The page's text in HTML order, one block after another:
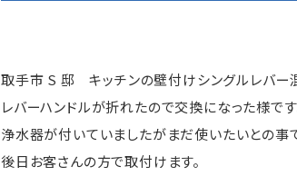
取手市 S 邸 キッチンの壁付けシングルレバー
レバーハンドルが折れたので交換になった様です
浄水器が付いていましたがまだ使いたいとの事
後日お客さんの方で取付けます。